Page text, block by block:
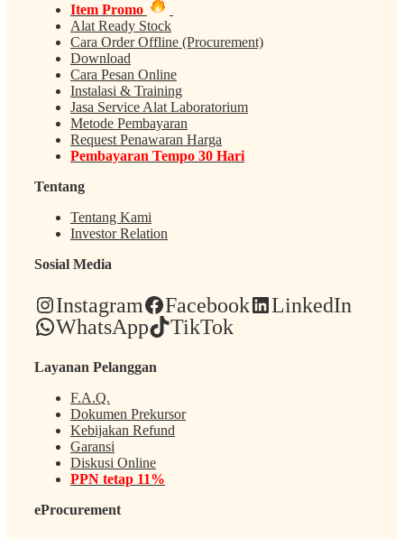
Item Promo
Alat Ready Stock
Cara Order Offline (Procurement)
Download
Cara Pesan Online
Instalasi & Training
Jasa Service Alat Laboratorium
Metode Pembayaran
Request Penawaran Harga
Pembayaran Tempo 30 Hari
Tentang
Tentang Kami
Investor Relation
Sosial Media
Instagram Facebook
LinkedIn
WhatsApp
TikTok
Layanan Pelanggan
F.A.Q.
Dokumen Prekursor
Kebijakan Refund
Garansi
Diskusi Online
PPN tetap 11%
eProcurement